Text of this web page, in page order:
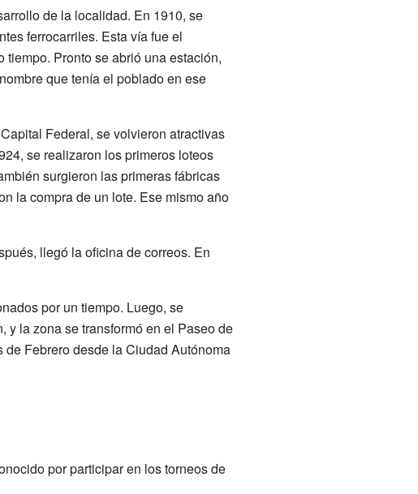
de la localidad. En 1910, se
ferrocarriles. Esta vía fue el
Pronto se abrió una estación,
que tenía el poblado en ese
Federal, se volvieron atractivas
se realizaron los primeros loteos
surgieron las primeras fábricas
la compra de un lote. Ese mismo año
llegó la oficina de correos. En
por un tiempo. Luego, se
la zona se transformó en el Paseo de
Febrero desde la Ciudad Autónoma
por participar en los torneos de